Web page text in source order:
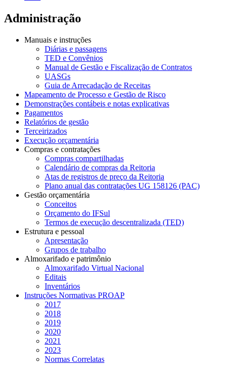
Administração
Manuais e instruções
Diárias e passagens
TED e Convênios
Manual de Gestão e Fiscalização de Contratos
UASGs
Guia de Arrecadação de Receitas
Mapeamento de Processo e Gestão de Risco
Demonstrações contábeis e notas explicativas
Pagamentos
Relatórios de gestão
Terceirizados
Execução orçamentária
Compras e contratações
Compras compartilhadas
Calendário de compras da Reitoria
Atas de registros de preço da Reitoria
Plano anual das contratações UG 158126 (PAC)
Gestão orçamentária
Conceitos
Orçamento do IFSul
Termos de execução descentralizada (TED)
Estrutura e pessoal
Apresentação
Grupos de trabalho
Almoxarifado e patrimônio
Almoxarifado Virtual Nacional
Editais
Inventários
Instruções Normativas PROAP
2017
2018
2019
2020
2021
2023
Normas Correlatas